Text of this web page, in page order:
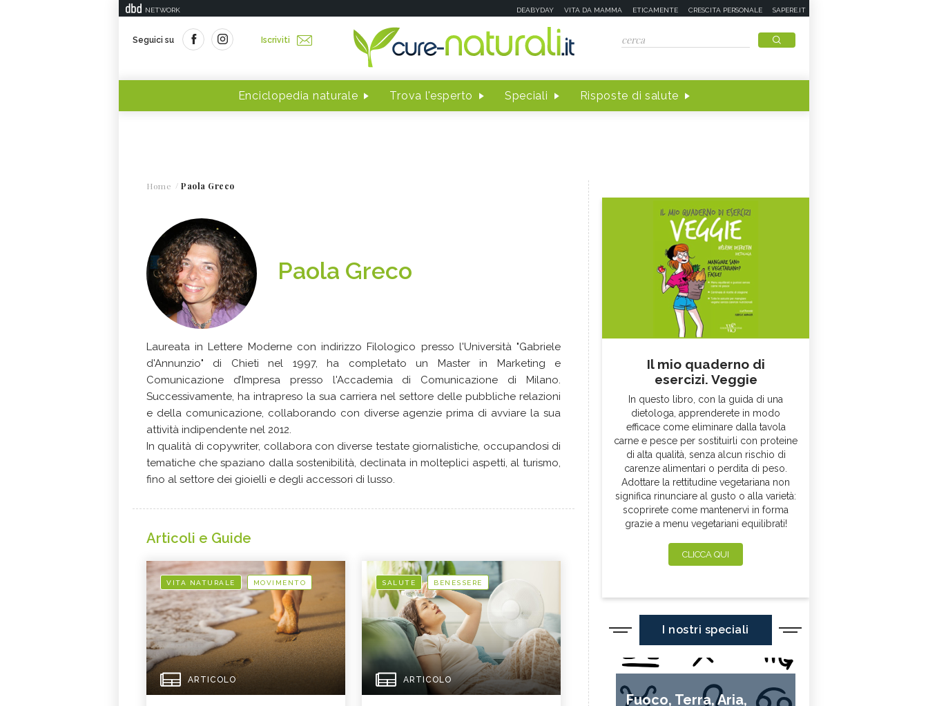
NETWORK DEABYDAY VITA DA MAMMA ETICAMENTE CRESCITA PERSONALE SAPERE.IT
Seguici su Iscriviti
Enciclopedia naturale Trova l'esperto Speciali Risposte di salute
Home Paola Greco
Paola Greco
Laureata in Lettere Moderne con indirizzo Filologico presso l'Università "Gabriele
d'Annunzio" di Chieti nel 1997, ha completato un Master in Marketing e
Comunicazione d’Impresa presso l'Accademia di Comunicazione di Milano.
Successivamente, ha intrapreso la sua carriera nel settore delle pubbliche relazioni
e della comunicazione, collaborando con diverse agenzie prima di avviare la sua
attività indipendente nel 2012.
In qualità di copywriter, collabora con diverse testate giornalistiche, occupandosi di
tematiche che spaziano dalla sostenibilità, declinata in molteplici aspetti, al turismo,
fino al settore dei gioielli e degli accessori di lusso.
Articoli e Guide
VITA NATURALE MOVIMENTO
ARTICOLO
SALUTE BENESSERE
ARTICOLO
Il mio quaderno di
esercizi. Veggie
In questo libro, con la guida di una
dietologa, apprenderete in modo
efficace come eliminare dalla tavola
carne e pesce per sostituirli con proteine
di alta qualità, senza alcun rischio di
carenze alimentari o perdita di peso.
Adottare la rettitudine vegetariana non
significa rinunciare al gusto o alla varietà:
scoprirete come mantenervi in forma
grazie a menu vegetariani equilibrati!
CLICCA QUI
I nostri speciali
Fuoco, Terra, Aria,